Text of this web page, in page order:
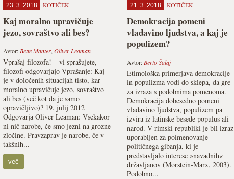
23. 3. 2018 KOTIČEK
Kaj moralno upravičuje
jezo, sovraštvo ali bes?
Avtor: Bette Manter, Oliver Leaman
Vprašaj filozofa! – vi sprašujete,
filozofi odgovarjajo Vprašanje: Kaj
je v določenih situacijah tisto, kar
moralno upravičuje jezo, sovraštvo
ali bes (več kot da je samo
opravičljivo)? 19. julij 2012
Odgovarja Oliver Leaman: Vsekakor
ni nič narobe, če smo jezni na grozne
zločine. Pravzaprav je narobe, če v
takšnih...
več
21. 3. 2018 KOTIČEK
Demokracija pomeni
vladavino ljudstva, a kaj je
populizem?
Avtor: Berto Šalaj
Etimološka primerjava demokracije
in populizma vodi do sklepa, da gre
za izraza s podobnima pomenoma.
Demokracija dobesedno pomeni
vladavino ljudstva, populizem pa
izvira iz latinske besede populus ali
narod. V rimski republiki je bil izraz
uporabljen za poimenovanje
političnega gibanja, ki je
predstavljalo interese »navadnih«
državljanov (Morstein-Marx, 2003).
Podobno...